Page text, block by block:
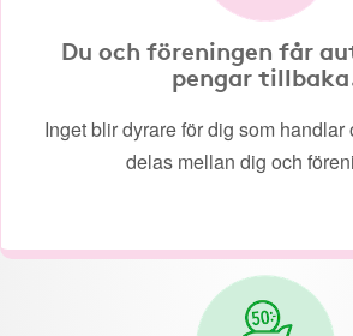
Du och föreningen får
pengar
Inget blir dyrare för dig som
delas mellan dig och